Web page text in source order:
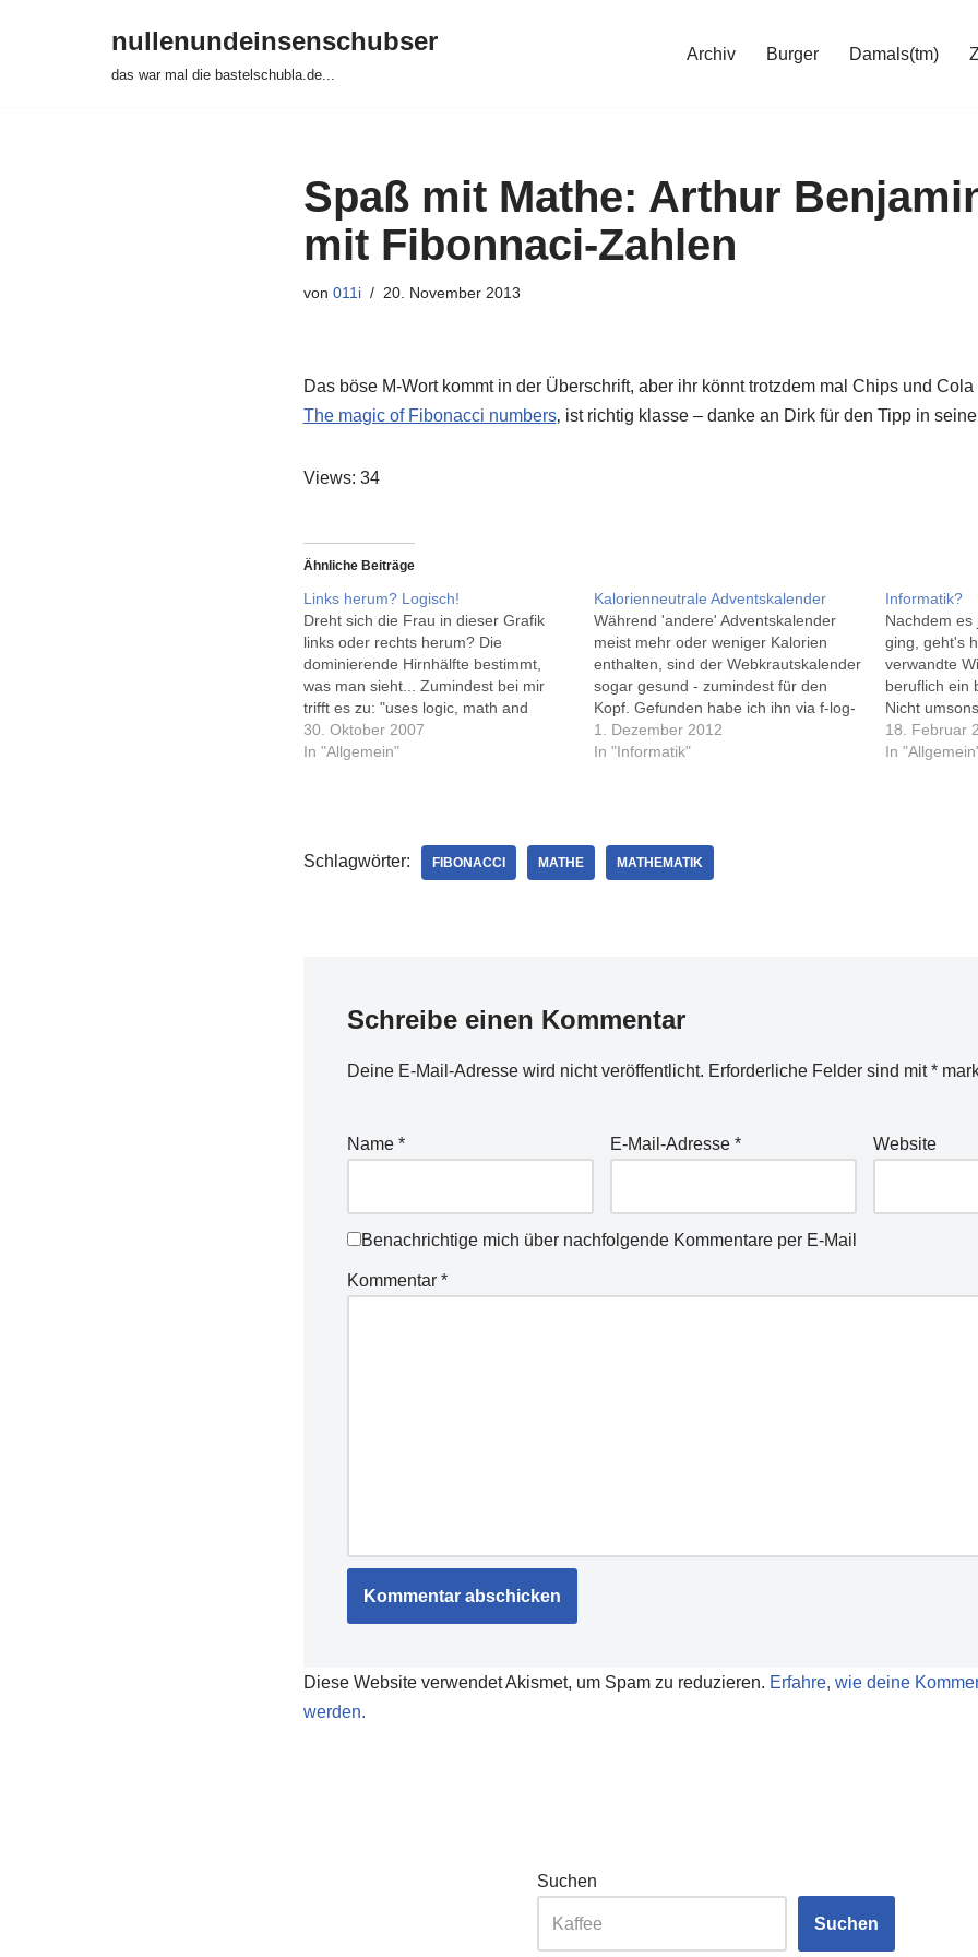
nullenundeinsenschubser
das war mal die bastelschubla.de...
Archiv Burger Damals(tm)
Spaß mit Mathe: Arthur
mit Fibonnaci-Zahlen
von 011i 20. November 2013
Das böse M-Wort kommt in der Überschrift, aber ihr könnt trotzdem mal Chips und Cola
The magic of Fibonacci numbers‚ ist richtig klasse – danke an Dirk für den Tipp in
Views: 34
Ähnliche Beiträge
Links herum? Logisch!
Dreht sich die Frau in dieser Grafik
links oder rechts herum? Die
dominierende Hirnhälfte bestimmt,
was man sieht... Zumindest bei mir
trifft es zu: "uses logic, math and
science"... Via Michael
Preidel/qxm.net.
30. Oktober 2007
In "Allgemein"
Kalorienneutrale Adventskalender
Während 'andere' Adventskalender
meist mehr oder weniger Kalorien
enthalten, sind der Webkrautskalender
sogar gesund - zumindest für den
Kopf. Gefunden habe ich ihn via f-log-
ge.de, das Blog von Jens Grochtdreis.
Wer lieber nur rechnet und Spaß an
1. Dezember 2012
In "Informatik"
Informatik?
Nachdem
ging, geht's
verwandte
beruflich ein
Nicht
schöne
18. Februar
In
Schlagwörter: FIBONACCI MATHE MATHEMATIK
Schreibe einen Kommentar
Deine E-Mail-Adresse wird nicht veröffentlicht. Erforderliche Felder sind mit*
Name * E-Mail-Adresse * Website
Benachrichtige mich über nachfolgende Kommentare per E-Mail
Kommentar *
Diese Website verwendet Akismet, um Spam zu reduzieren. Erfahre, wie deine
werden.
Suchen
Suchen